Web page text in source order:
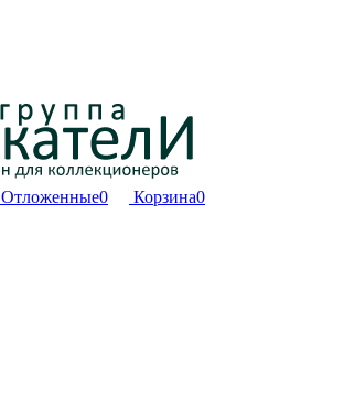
Отложенные0 Корзина0